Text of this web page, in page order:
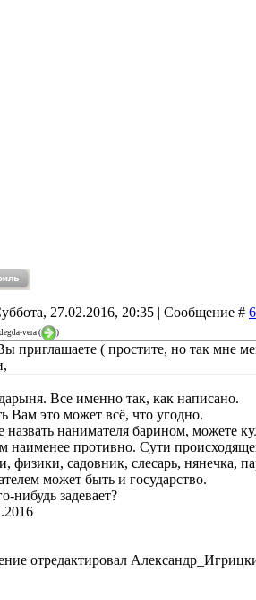
27.02.2016, 20:35 | Сообщение #
vera( )
приглашаете ( простите, но так мне
Все именно так, как написано.
Вам это может всё, что угодно.
назвать нанимателя барином, можете
наименее противно. Сути
физики, садовник, слесарь, нянечка,
может быть и государство.
нибудь задевает?
отредактировал